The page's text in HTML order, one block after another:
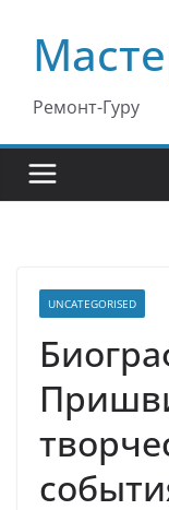
содержимому
Ремонт-Гуру
UNCATEGORISED